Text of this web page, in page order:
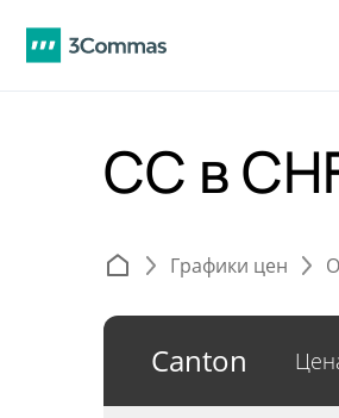
CC в
Графики цен
Canton